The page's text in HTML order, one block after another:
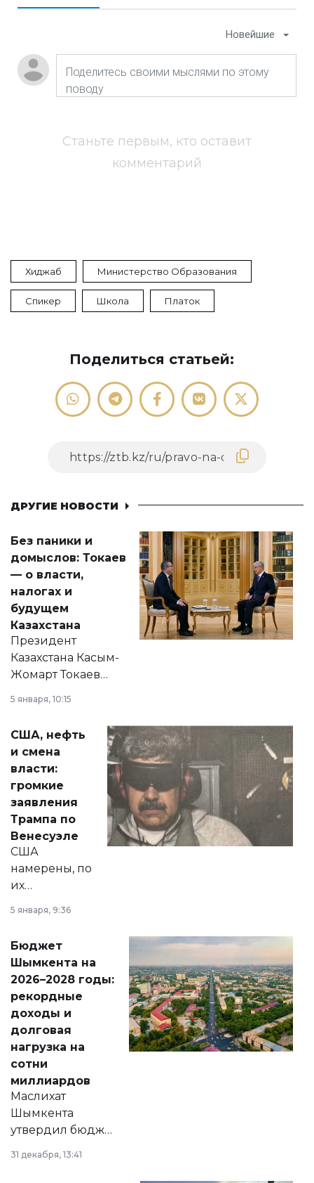
Новейшие
Станьте первым, кто оставит
комментарий
Хиджаб Министерство Образования
Спикер Школа Платок
Поделиться статьей:
ДРУГИЕ НОВОСТИ
Без паники и
домыслов: Токаев
— о власти,
налогах и
будущем
Казахстана
Президент
Казахстана Касым-
Жомарт Токаев
сразу несколько
актуальных тем —
от слухов о
политических
реформах до
вопросов армии,
экономики и
личного здоровья.
5 января, 10:15
США, нефть
и смена
власти:
громкие
заявления
Трампа по
Венесуэле
США
намерены, по
их
принести
народу
Венесуэлы.
5 января, 9:36
Бюджет
Шымкента на
2026–2028 годы:
рекордные
доходы и
долговая
нагрузка на
сотни
миллиардов
Маслихат
Шымкента
утвердил бюджет
города на 2026–
2028 годы.
31 декабря, 13:41